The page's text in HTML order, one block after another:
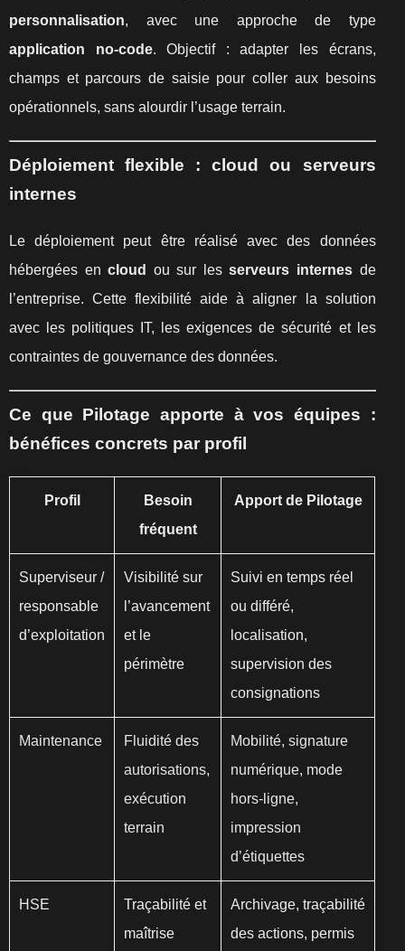
personnalisation, avec une approche de type
application no-code. Objectif : adapter les écrans,
champs et parcours de saisie pour coller aux besoins
opérationnels, sans alourdir l’usage terrain.
Déploiement flexible : cloud ou serveurs
internes
Le déploiement peut être réalisé avec des données
hébergées encloud ou sur lesserveurs internes de
l’entreprise. Cette flexibilité aide à aligner la solution
avec les politiques IT, les exigences de sécurité et les
contraintes de gouvernance des données.
Ce que Pilotage apporte à vos équipes :
bénéfices concrets par profil
Profil
Besoin
fréquent
Apport de Pilotage
Superviseur /
responsable
d’exploitation
Visibilité sur
l’avancement
et le
périmètre
Suivi en temps réel
ou différé,
localisation,
supervision des
consignations
Maintenance
Fluidité des
autorisations,
exécution
terrain
Mobilité, signature
numérique, mode
hors-ligne,
impression
d’étiquettes
HSE
Traçabilité et
maîtrise
Archivage, traçabilité
des actions, permis